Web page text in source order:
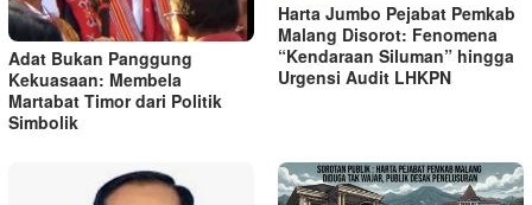
Adat Bukan Panggung
Kekuasaan: Membela
Martabat Timor dari Politik
Simbolik
Harta Jumbo Pejabat Pemkab
Malang Disorot: Fenomena
“Kendaraan Siluman” hingga
Urgensi Audit LHKPN